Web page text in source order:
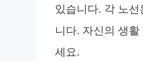
있습니다. 각 노
니다. 자신의 생
세요.